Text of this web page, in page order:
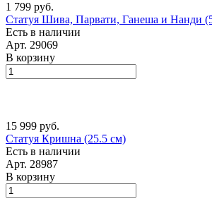
1 799 руб.
Статуя Шива, Парвати, Ганеша и Нанди
Есть в наличии
Арт. 29069
В корзину
15 999 руб.
Статуя Кришна (25.5 см)
Есть в наличии
Арт. 28987
В корзину